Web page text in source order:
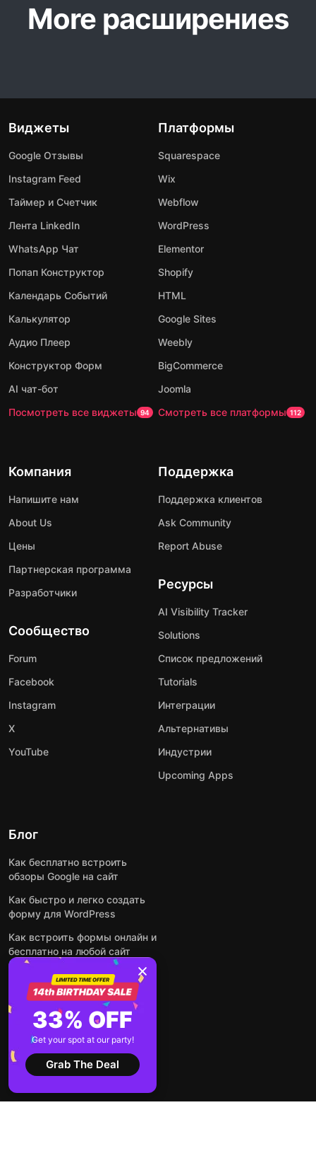
More расширениеs
Виджеты
Google Отзывы
Instagram Feed
Таймер и Счетчик
Лента LinkedIn
WhatsApp Чат
Попап Конструктор
Календарь Событий
Калькулятор
Аудио Плеер
Конструктор Форм
AI чат-бот
Посмотреть все виджеты 94
Платформы
Squarespace
Wix
Webflow
WordPress
Elementor
Shopify
HTML
Google Sites
Weebly
BigCommerce
Joomla
Смотреть все платформы 112
Компания
Напишите нам
About Us
Цены
Партнерская программа
Разработчики
Сообщество
Forum
Facebook
Instagram
X
YouTube
Поддержка
Поддержка клиентов
Ask Community
Report Abuse
Ресурсы
AI Visibility Tracker
Solutions
Список предложений
Tutorials
Интеграции
Альтернативы
Индустрии
Upcoming Apps
Блог
Как бесплатно встроить
обзоры Google на сайт
Как быстро и легко создать
форму для WordPress
Как встроить формы онлайн и
бесплатно на любой сайт
Как встроить ленту Instagram
на сайт
Как добавить чат-бота на
основе искусственного
интеллекта на свой сайт
Посмотреть все посты
33% OFF
Get your spot at our party!
Grab The Deal